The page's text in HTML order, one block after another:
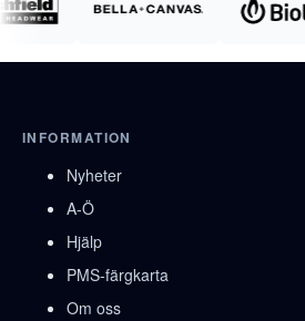
INFORMATION
Nyheter
A-Ö
Hjälp
PMS-färgkarta
Om oss